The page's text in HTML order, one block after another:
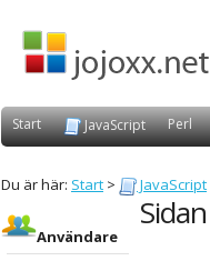
Start JavaScript Perl
Du är här: Start > JavaScript
Användare